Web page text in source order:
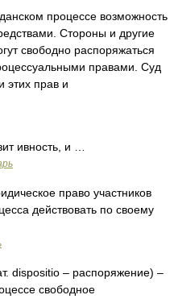
процессе возможность
Стороны и другие
свободно распоряжаться
правами. Суд
этих прав и
ивность, и …
право участников
действовать по своему
dispositio – распоряжение) –
свободное